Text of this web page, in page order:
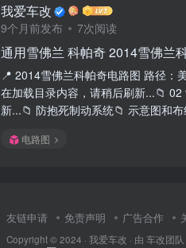
我爱车改
9个月前发布 7次阅读
通用雪佛兰 科帕奇 2014雪佛兰
📍 2014雪佛兰科帕奇电路图 路径：
在加载目录内容，请稍后刷新...📁
新...📁 防抱死制动系统📁 示意图和
电路图
友链申请 免责声明 广告合作
Copyright © 2024 · 我爱车改 · 由 车改团队